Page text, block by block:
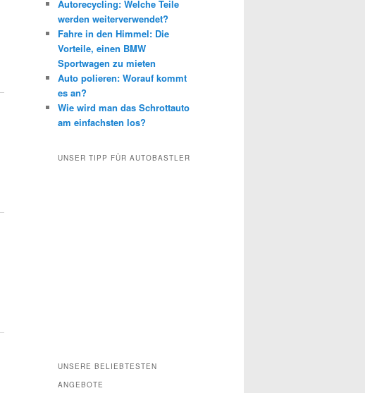
Autorecycling: Welche Teile
werden weiterverwendet?
Fahre in den Himmel: Die
Vorteile, einen BMW
Sportwagen zu mieten
Auto polieren: Worauf kommt
es an?
Wie wird man das Schrottauto
am einfachsten los?
UNSER TIPP FÜR AUTOBASTLER
UNSERE BELIEBTESTEN
ANGEBOTE